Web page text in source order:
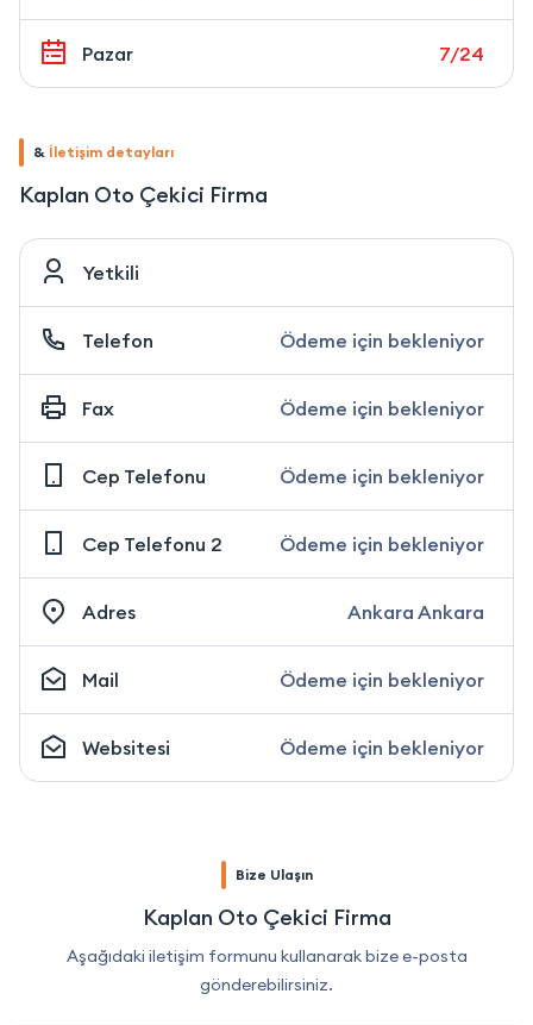
Pazar 7/24
& İletişim detayları
Kaplan Oto Çekici Firma
Yetkili
Telefon Ödeme için bekleniyor
Fax Ödeme için bekleniyor
Cep Telefonu Ödeme için bekleniyor
Cep Telefonu 2 Ödeme için bekleniyor
Adres Ankara Ankara
Mail Ödeme için bekleniyor
Websitesi Ödeme için bekleniyor
Bize Ulaşın
Kaplan Oto Çekici Firma
Aşağıdaki iletişim formunu kullanarak bize e-posta
gönderebilirsiniz.